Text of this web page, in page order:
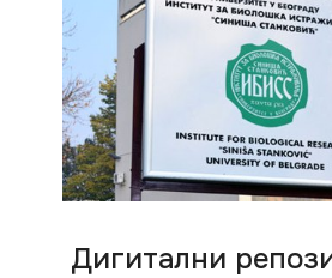
Дигитални